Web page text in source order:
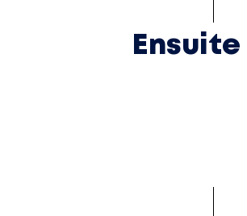
Ensuite